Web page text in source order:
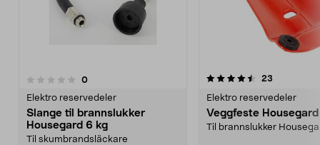
0anmeldelser
Elektro reservedeler
Slange til brannslukker
Housegard 6 kg
Til skumbrandsläckare
4.5av 5 stjerner 23
Elektro reservedeler
Veggfeste Housegard
Til brannslukker